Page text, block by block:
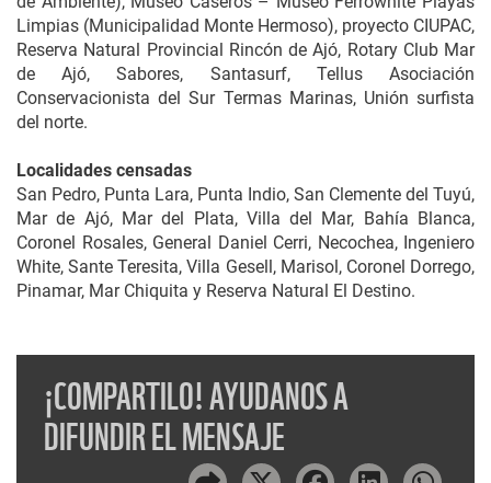
Limpias (Municipalidad Monte Hermoso), proyecto CIUPAC,
Reserva Natural Provincial Rincón de Ajó, Rotary Club Mar
de Ajó, Sabores, Santasurf, Tellus Asociación
Conservacionista del Sur Termas Marinas, Unión surfista
del norte.
Localidades censadas
San Pedro, Punta Lara, Punta Indio, San Clemente del Tuyú,
Mar de Ajó, Mar del Plata, Villa del Mar, Bahía Blanca,
Coronel Rosales, General Daniel Cerri, Necochea, Ingeniero
White, Sante Teresita, Villa Gesell, Marisol, Coronel Dorrego,
Pinamar, Mar Chiquita y Reserva Natural El Destino.
¡COMPARTILO! AYUDANOS A
DIFUNDIR EL MENSAJE